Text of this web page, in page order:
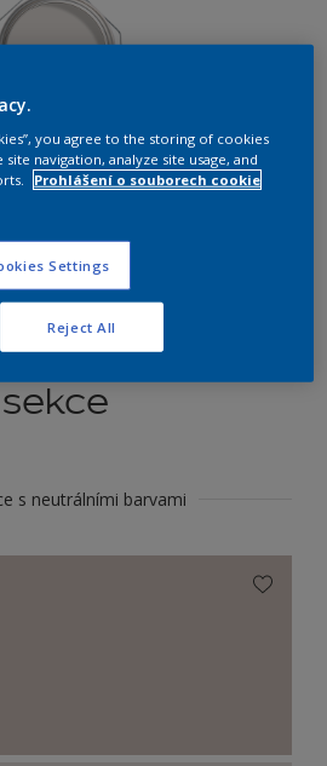
v tomto odstínu
barevné
sekce
s neutrálními barvami
you agree to the storing of cookies
navigation, analyze site usage, and
Prohlášení o souborech cookie
Settings
Reject All